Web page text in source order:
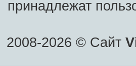
принадлежат
2008-2026 © Сайт